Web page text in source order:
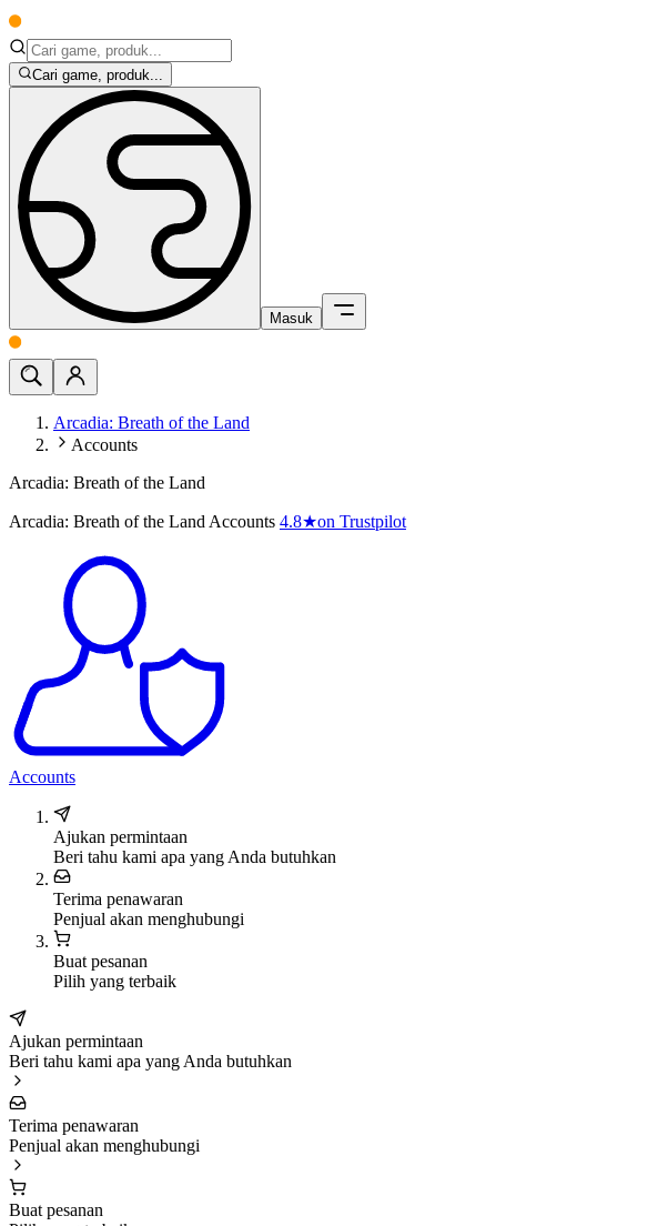
Cari game, produk...
Masuk
Arcadia: Breath of the Land
Accounts
Arcadia: Breath of the Land
Arcadia: Breath of the Land Accounts 4.8★on Trustpilot
Accounts
Ajukan permintaan
Beri tahu kami apa yang Anda butuhkan
Terima penawaran
Penjual akan menghubungi
Buat pesanan
Pilih yang terbaik
Ajukan permintaan
Beri tahu kami apa yang Anda butuhkan
Terima penawaran
Penjual akan menghubungi
Buat pesanan